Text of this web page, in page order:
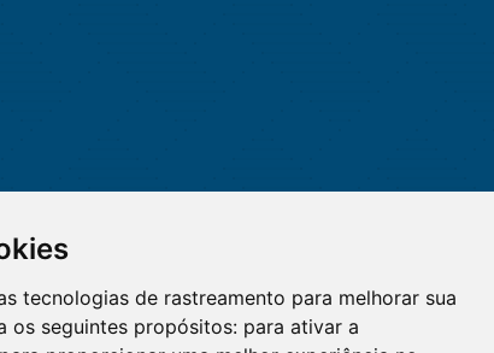
tecnologias de rastreamento para melhorar sua
os seguintes propósitos: para ativar a